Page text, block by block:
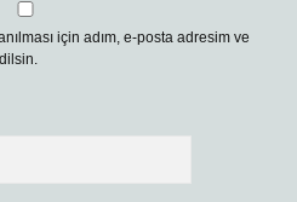
için adım, e-posta adresim ve